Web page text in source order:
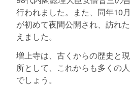
行われました。また、同年10
が初めて夜間公開され、訪れ
えました。
増上寺は、古くからの歴史と
所として、これからも多くの
でしょう。